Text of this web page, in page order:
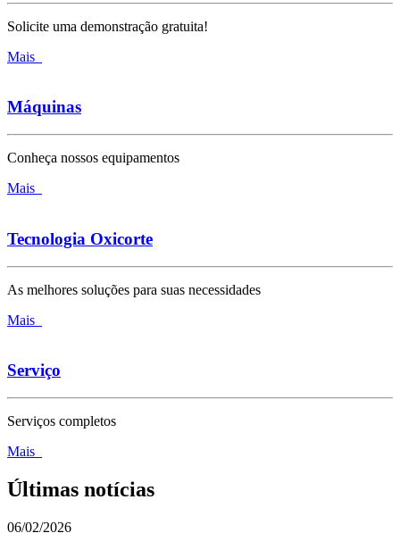
Solicite uma demonstração gratuita!
Mais
Máquinas
Conheça nossos equipamentos
Mais
Tecnologia Oxicorte
As melhores soluções para suas necessidades
Mais
Serviço
Serviços completos
Mais
Últimas notícias
06/02/2026